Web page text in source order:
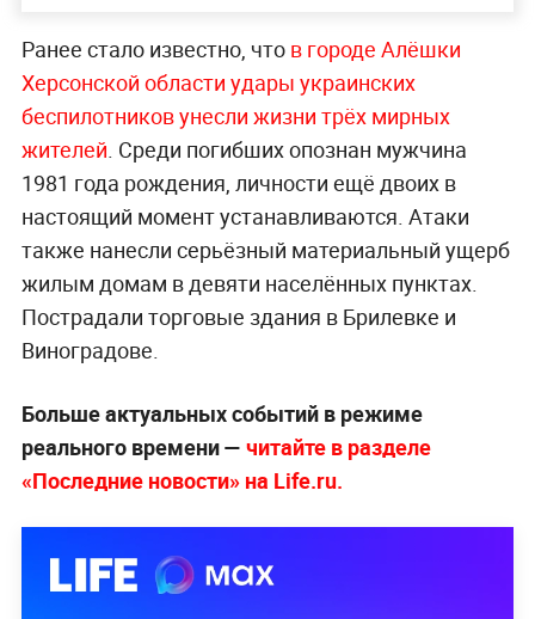
Ранее стало известно, что в городе Алёшки
Херсонской области удары украинских
беспилотников унесли жизни трёх мирных
жителей. Среди погибших опознан мужчина
1981 года рождения, личности ещё двоих в
настоящий момент устанавливаются. Атаки
также нанесли серьёзный материальный ущерб
жилым домам в девяти населённых пунктах.
Пострадали торговые здания в Брилевке и
Виноградове.
Больше актуальных событий в режиме
реального времени — читайте в разделе
«Последние новости» на Life.ru.